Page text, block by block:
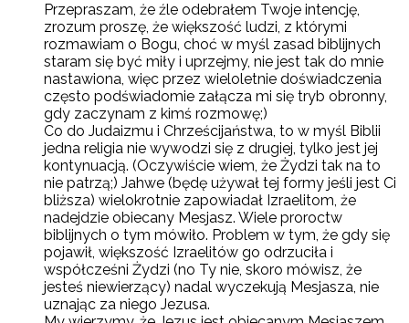
Przepraszam, że źle odebrałem Twoje intencję,
zrozum proszę, że większość ludzi, z którymi
rozmawiam o Bogu, choć w myśl zasad biblijnych
staram się być miły i uprzejmy, nie jest tak do mnie
nastawiona, więc przez wieloletnie doświadczenia
często podświadomie załącza mi się tryb obronny,
gdy zaczynam z kimś rozmowę;)
Co do Judaizmu i Chrześcijaństwa, to w myśl Biblii
jedna religia nie wywodzi się z drugiej, tylko jest jej
kontynuacją. (Oczywiście wiem, że Żydzi tak na to
nie patrzą;) Jahwe (będę używał tej formy jeśli jest Ci
bliższa) wielokrotnie zapowiadał Izraelitom, że
nadejdzie obiecany Mesjasz. Wiele proroctw
biblijnych o tym mówiło. Problem w tym, że gdy się
pojawił, większość Izraelitów go odrzuciła i
współcześni Żydzi (no Ty nie, skoro mówisz, że
jesteś niewierzący) nadal wyczekują Mesjasza, nie
uznając za niego Jezusa.